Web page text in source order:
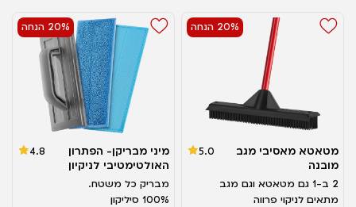
20% הנחה
מטאטא מאסיבי מגב
מובנה
5.0
2 ב-1 גם מטאטא וגם מגב
מתאים לניקוי פרווה
20% הנחה
מיני מבריקן- הפתרון
האולטימטיבי לניקיון
4.8
מבריק כל משטח.
100% סיליקון